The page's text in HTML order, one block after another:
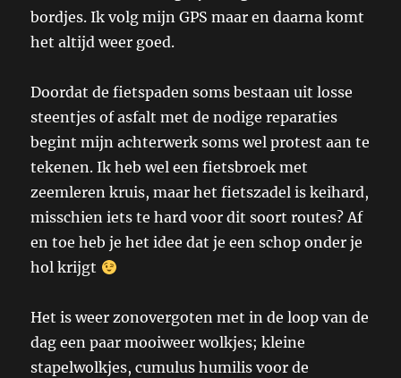
bordjes. Ik volg mijn GPS maar en daarna komt
het altijd weer goed.
Doordat de fietspaden soms bestaan uit losse
steentjes of asfalt met de nodige reparaties
begint mijn achterwerk soms wel protest aan te
tekenen. Ik heb wel een fietsbroek met
zeemleren kruis, maar het fietszadel is keihard,
misschien iets te hard voor dit soort routes? Af
en toe heb je het idee dat je een schop onder je
hol krijgt
Het is weer zonovergoten met in de loop van de
dag een paar mooiweer wolkjes; kleine
stapelwolkjes, cumulus humilis voor de